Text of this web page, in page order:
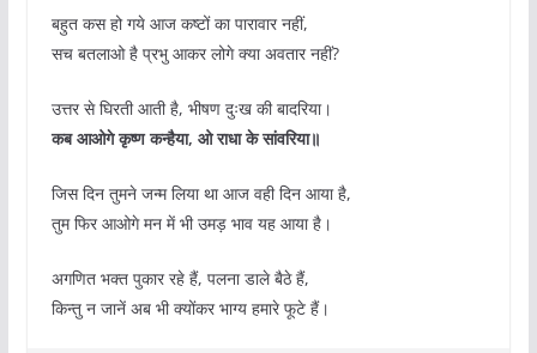
बहुत कस हो गये आज कष्टों का पारावार नहीं,
सच बतलाओ है प्रभु आकर लोगे क्या अवतार नहीं?
उत्तर से घिरती आती है, भीषण दुःख की बादरिया।
कब आओगे कृष्ण कन्हैया, ओ राधा के सांवरिया॥
जिस दिन तुमने जन्म लिया था आज वही दिन आया है,
तुम फिर आओगे मन में भी उमड़ भाव यह आया है।
अगणित भक्त पुकार रहे हैं, पलना डाले बैठे हैं,
किन्तु न जानें अब भी क्योंकर भाग्य हमारे फूटे हैं।